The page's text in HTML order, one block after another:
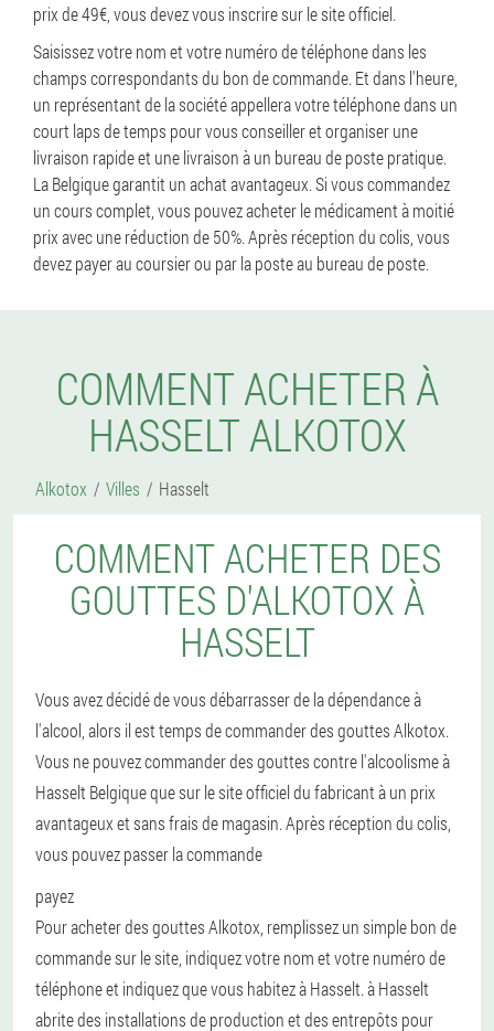
prix de 49€, vous devez vous inscrire sur le site officiel.
Saisissez votre nom et votre numéro de téléphone dans les
champs correspondants du bon de commande. Et dans l'heure,
un représentant de la société appellera votre téléphone dans un
court laps de temps pour vous conseiller et organiser une
livraison rapide et une livraison à un bureau de poste pratique.
La Belgique garantit un achat avantageux. Si vous commandez
un cours complet, vous pouvez acheter le médicament à moitié
prix avec une réduction de 50%. Après réception du colis, vous
devez payer au coursier ou par la poste au bureau de poste.
COMMENT ACHETER À
HASSELT ALKOTOX
Alkotox Villes Hasselt
COMMENT ACHETER DES
GOUTTES D'ALKOTOX À
HASSELT
Vous avez décidé de vous débarrasser de la dépendance à
l'alcool, alors il est temps de commander des gouttes Alkotox.
Vous ne pouvez commander des gouttes contre l'alcoolisme à
Hasselt Belgique que sur le site officiel du fabricant à un prix
avantageux et sans frais de magasin. Après réception du colis,
vous pouvez passer la commande
payez
Pour acheter des gouttes Alkotox, remplissez un simple bon de
commande sur le site, indiquez votre nom et votre numéro de
téléphone et indiquez que vous habitez à Hasselt. à Hasselt
abrite des installations de production et des entrepôts pour